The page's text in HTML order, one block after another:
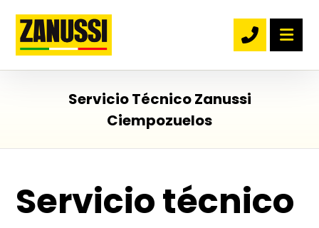
Servicio Técnico Zanussi
Ciempozuelos
Servicio técnico